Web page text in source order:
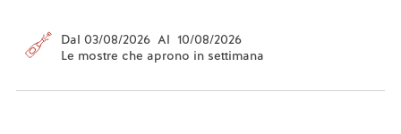
Dal 03/08/2026 Al 10/08/2026
Le mostre che aprono in settimana